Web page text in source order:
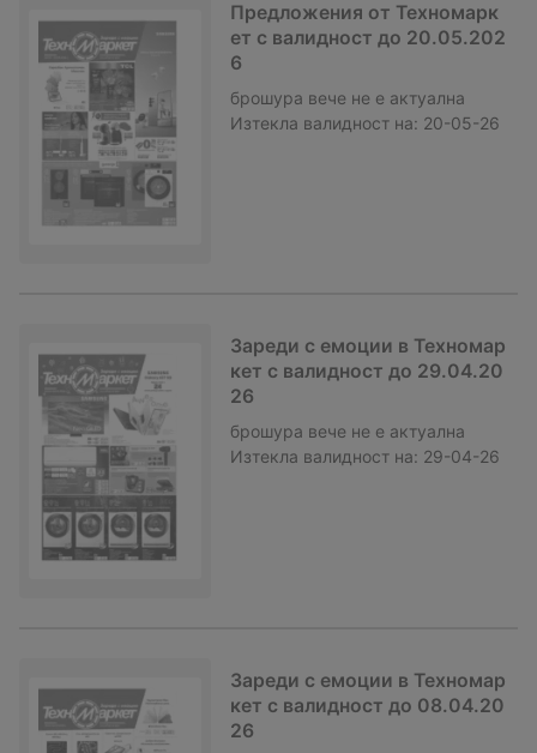
Предложения от Техномарк
ет с валидност до 20.05.202
6
брошура вече не е актуална
Изтекла валидност на: 20-05-26
Зареди с емоции в Техномар
кет с валидност до 29.04.20
26
брошура вече не е актуална
Изтекла валидност на: 29-04-26
Зареди с емоции в Техномар
кет с валидност до 08.04.20
26